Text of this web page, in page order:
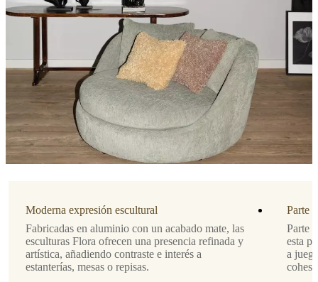
BoConcept
4
DK-
6870
Ølgod
Más
información
Limpiar
con
un
paño
seco
Moderna expresión escultural
Fabricadas en aluminio con un acabado mate, las
esculturas Flora ofrecen una presencia refinada y
artística, añadiendo contraste e interés a
estanterías, mesas o repisas.
Parte
Parte
esta
a